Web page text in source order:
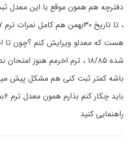
دفترچه هم همون موقع با این معدل
هست که معدلو ویرایش کنم ؟چون تا
شده ۱۸/۸۵ ، ترم اخرمم هنوز
باشه کمتر ثبت کنی هم مشکل پیش
راهنمایی کنید